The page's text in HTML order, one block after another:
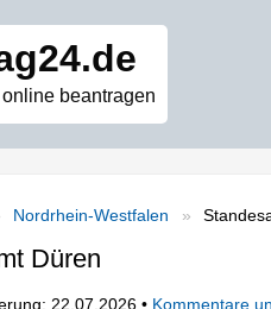
beantragen
Nordrhein-Westfalen
Düren
22.07.2026 • Kommentare